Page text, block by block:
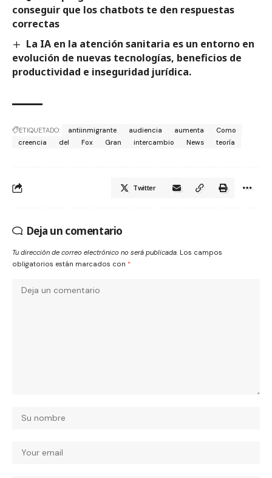
conseguir que los chatbots te den respuestas
correctas
La IA en la atención sanitaria es un entorno en
evolución de nuevas tecnologías, beneficios de
productividad e inseguridad jurídica.
ETIQUETADO: antiinmigrante audiencia aumenta
Como
creencia
del Fox Gran intercambio News teoría
Twitter
Deja un comentario
Tu dirección de correo electrónico no será publicada. Los campos
obligatorios están marcados con *